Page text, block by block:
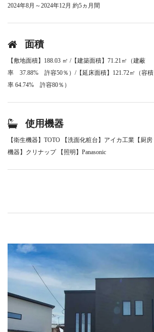
2024年8月～2024年12月 約5ヵ月間
面積
【敷地面積】188.03 ㎡ /【建築面積】71.21㎡（建蔽
率 37.88% 許容50％）/【延床面積】121.72㎡（容積
率 64.74% 許容80％）
使用機器
【衛生機器】TOTO 【洗面化粧台】アイカ工業【厨房
機器】クリナップ 【照明】Panasonic